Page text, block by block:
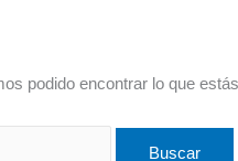
podido encontrar lo que